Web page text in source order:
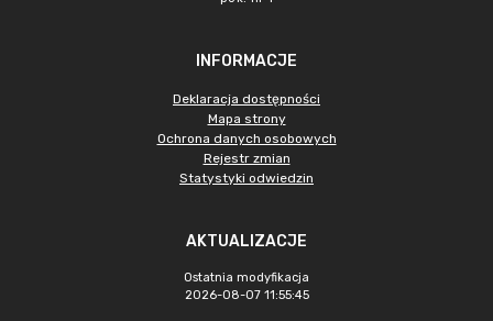
INFORMACJE
Deklaracja dostępności
Mapa strony
Ochrona danych osobowych
Rejestr zmian
Statystyki odwiedzin
AKTUALIZACJE
Ostatnia modyfikacja
2026-08-07 11:55:45